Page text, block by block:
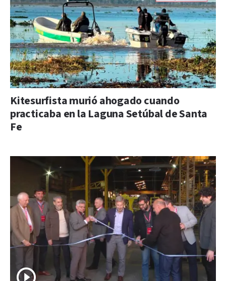
Kitesurfista murió ahogado cuando
practicaba en la Laguna Setúbal de Santa
Fe